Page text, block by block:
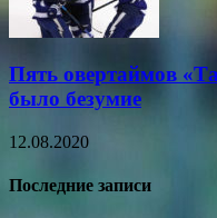
Пять овертаймов
было безумие
12.08.2020
Последние записи